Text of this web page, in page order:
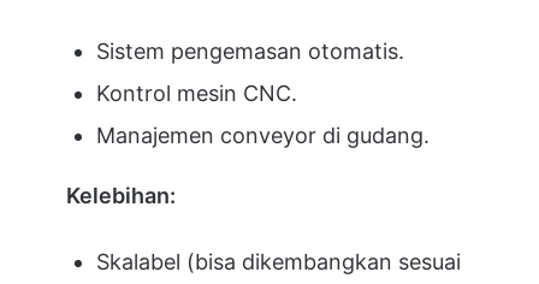
Sistem pengemasan otomatis.
Kontrol mesin CNC.
Manajemen conveyor di gudang.
Kelebihan:
Skalabel (bisa dikembangkan sesuai